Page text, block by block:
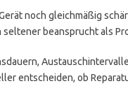
noch gleichmäßig
beansprucht als
entscheiden, ob